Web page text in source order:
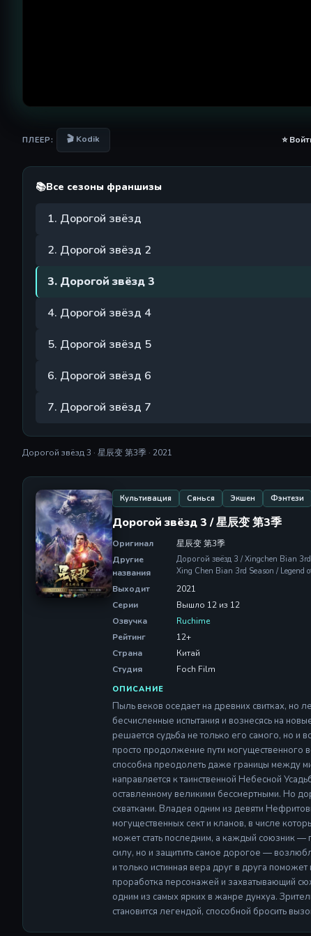
ПЛЕЕР: 🎬 Kodik ⭐
📚Все сезоны франшизы
1. Дорогой звёзд
2. Дорогой звёзд 2
3. Дорогой звёзд 3
4. Дорогой звёзд 4
5. Дорогой звёзд 5
6. Дорогой звёзд 6
7. Дорогой звёзд 7
Дорогой звёзд 3 · 星辰变 第3季 · 2021
Культивация Сянься Экшен Фэнтези
Дорогой звёзд 3 / 星辰变 第3季
Оригинал
星辰变 第3季
Другие
названия
Дорогой звёзд 3 / Xingchen Bian
Xing Chen Bian 3rd Season / Legend
Выходит
2021
Серии
Вышло 12 из 12
Озвучка
Ruchime
Рейтинг
12+
Страна
Китай
Студия
Foch Film
ОПИСАНИЕ
Пыль веков оседает на древних свитках, но
бесчисленные испытания и вознесясь на
решается судьба не только его самого, но и
просто продолжение пути могущественного
способна преодолеть даже границы между
направляется к таинственной Небесной
оставленному великими бессмертными. Но
схватками. Владея одним из девяти
могущественных сект и кланов, в числе
может стать последним, а каждый союзник —
силу, но и защитить самое дорогое —
и только истинная вера друг в друга
проработка персонажей и захватывающий
одним из самых ярких в жанре дунхуа.
становится легендой, способной бросить